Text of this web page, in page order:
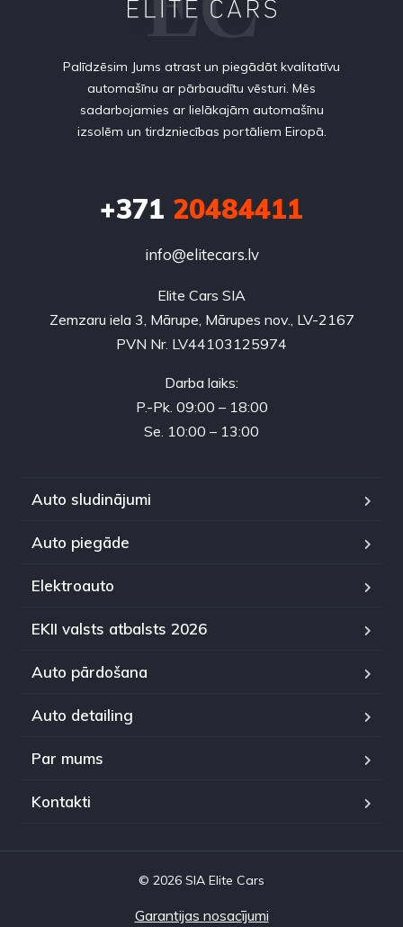
Palīdzēsim Jums atrast un piegādāt kvalitatīvu
automašīnu ar pārbaudītu vēsturi. Mēs
sadarbojamies ar lielākajām automašīnu
izsolēm un tirdzniecības portāliem Eiropā.
+371 20484411
info@elitecars.lv
Elite Cars SIA
Zemzaru iela 3, Mārupe, Mārupes nov., LV-2167
PVN Nr. LV44103125974
Darba laiks:
P.-Pk. 09:00 – 18:00
Se. 10:00 – 13:00
Auto sludinājumi
Auto piegāde
Elektroauto
EKII valsts atbalsts 2026
Auto pārdošana
Auto detailing
Par mums
Kontakti
© 2026 SIA Elite Cars
Garantijas nosacījumi